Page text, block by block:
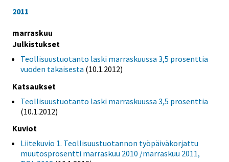
2011
marraskuu
Julkistukset
Teollisuustuotanto laski marraskuussa 3,5 prosenttia
vuoden takaisesta (10.1.2012)
Katsaukset
Teollisuustuotanto laski marraskuussa 3,5 prosenttia
(10.1.2012)
Kuviot
Liitekuvio 1. Teollisuustuotannon työpäiväkorjattu
muutosprosentti marraskuu 2010 /marraskuu 2011,